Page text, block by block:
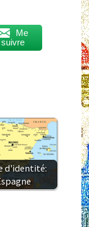
Me
suivre
d'identité: